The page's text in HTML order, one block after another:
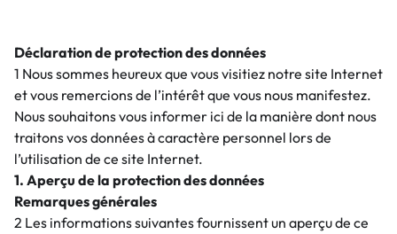
Déclaration de protection des données
1 Nous sommes heureux que vous visitiez notre site Internet
et vous remercions de l’intérêt que vous nous manifestez.
Nous souhaitons vous informer ici de la manière dont nous
traitons vos données à caractère personnel lors de
l’utilisation de ce site Internet.
1. Aperçu de la protection des données
Remarques générales
2 Les informations suivantes fournissent un aperçu de ce